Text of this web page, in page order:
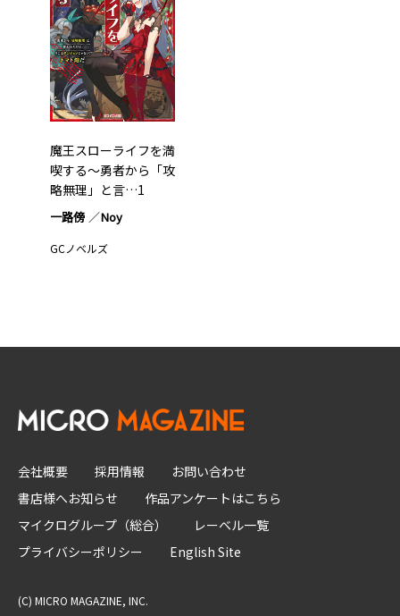
魔王スローライフを満
喫する～勇者から「攻
略無理」と言…1
一路傍 Noy
GCノベルズ
会社概要 採用情報
お問い合わせ
書店様へお知らせ
作品アンケートはこちら
マイクログループ（総合）
レーベル一覧
プライバシーポリシー
English Site
(C) MICRO MAGAZINE, INC.